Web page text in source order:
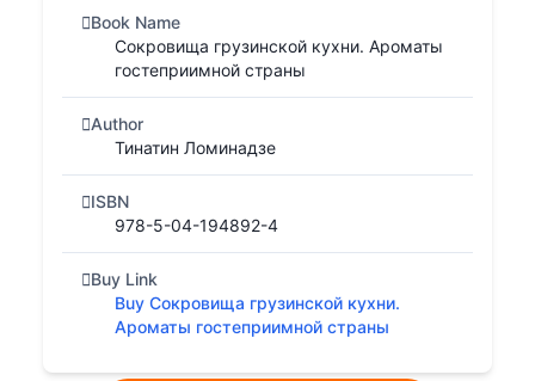
Book Name
Сокровища грузинской кухни. Ароматы
гостеприимной страны
Author
Тинатин Ломинадзе
ISBN
978-5-04-194892-4
Buy Link
Buy Сокровища грузинской кухни.
Ароматы гостеприимной страны